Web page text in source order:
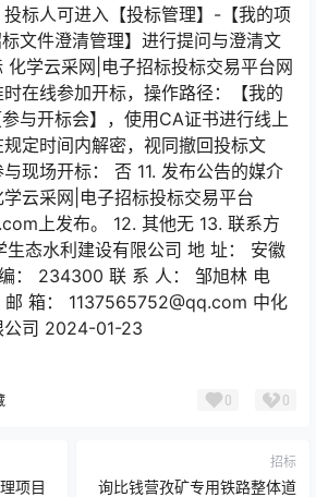
标人可进入【投标管理】-【我的项
文件澄清管理】进行提问与澄清文
化学云采网|电子招标投标交易平台网
在线参加开标，操作路径：【我的
与开标会】，使用CA证书进行线上
定时间内解密，视同撤回投标文
现场开标： 否 11. 发布公告的媒介
云采网|电子招标投标交易平台
上发布。 12. 其他无 13. 联系方
生态水利建设有限公司 地 址： 安徽
： 234300 联 系 人： 邹旭林 电
箱： 1137565752@qq.com 中化
公司 2024-01-23
0 0
项目
招标
询比钱营孜矿专用铁路整体道